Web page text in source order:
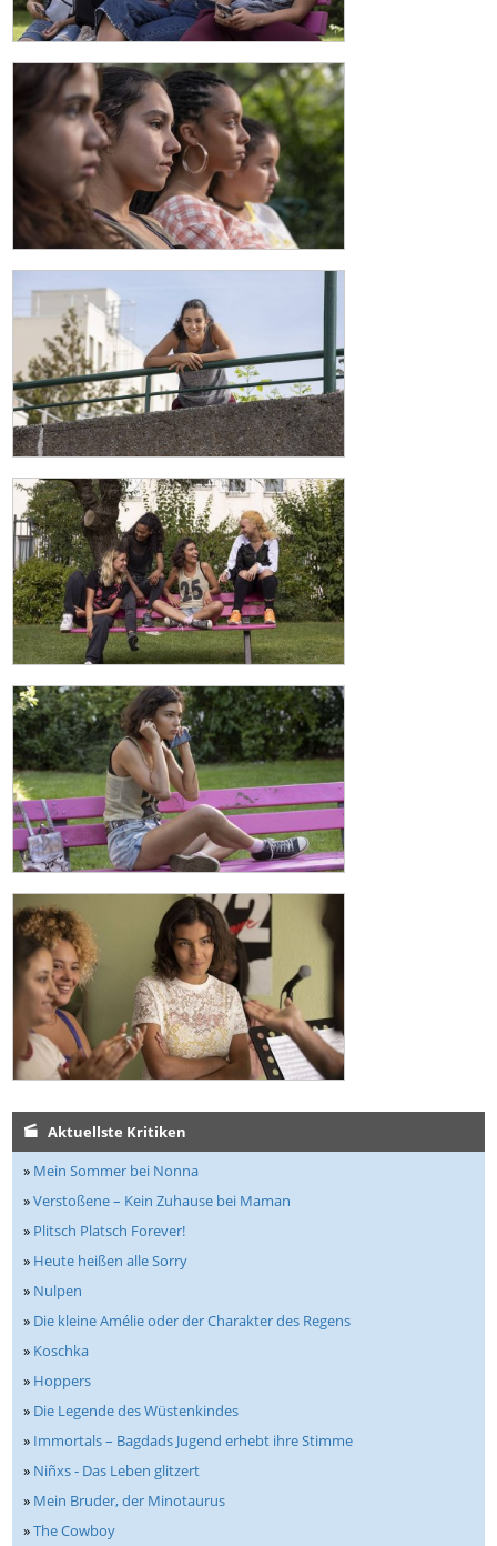
Aktuellste Kritiken
» Mein Sommer bei Nonna
»Verstoßene – Kein Zuhause bei Maman
» Plitsch Platsch Forever!
» Heute heißen alle Sorry
» Nulpen
» Die kleine Amélie oder der Charakter des Regens
» Koschka
» Hoppers
» Die Legende des Wüstenkindes
» Immortals – Bagdads Jugend erhebt ihre Stimme
» Niñxs - Das Leben glitzert
» Mein Bruder, der Minotaurus
»The Cowboy